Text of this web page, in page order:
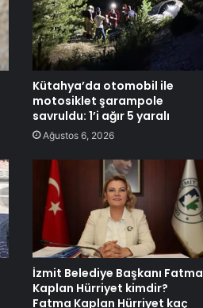
Kütahya’da otomobil ile
motosiklet şarampole
savruldu: 1’i ağır 5 yaralı
Ağustos 6, 2026
İzmit Belediye Başkanı Fatma
Kaplan Hürriyet kimdir?
Fatma Kaplan Hürriyet kaç